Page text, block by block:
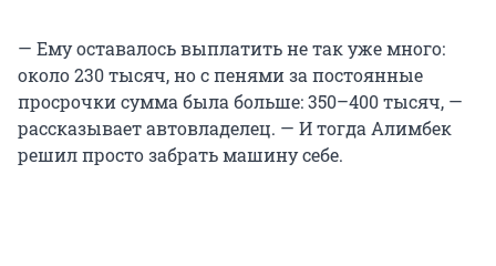
— Ему оставалось выплатить не так уже много:
около 230 тысяч, но с пенями за постоянные
просрочки сумма была больше: 350–400 тысяч, —
рассказывает автовладелец. — И тогда Алимбек
решил просто забрать машину себе.